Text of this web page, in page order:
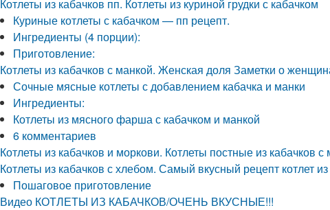
Котлеты из кабачков пп. Котлеты из куриной грудки с кабачком
Куриные котлеты с кабачком — пп рецепт.
Ингредиенты (4 порции):
Приготовление:
Котлеты из кабачков с манкой. Женская доля Заметки о
Сочные мясные котлеты с добавлением кабачка и манки
Ингредиенты:
Котлеты из мясного фарша с кабачком и манкой
6 комментариев
Котлеты из кабачков и моркови. Котлеты постные из кабачков
Котлеты из кабачков с хлебом. Самый вкусный рецепт котлет
Пошаговое приготовление
Видео КОТЛЕТЫ ИЗ КАБАЧКОВ/ОЧЕНЬ ВКУСНЫЕ!!!